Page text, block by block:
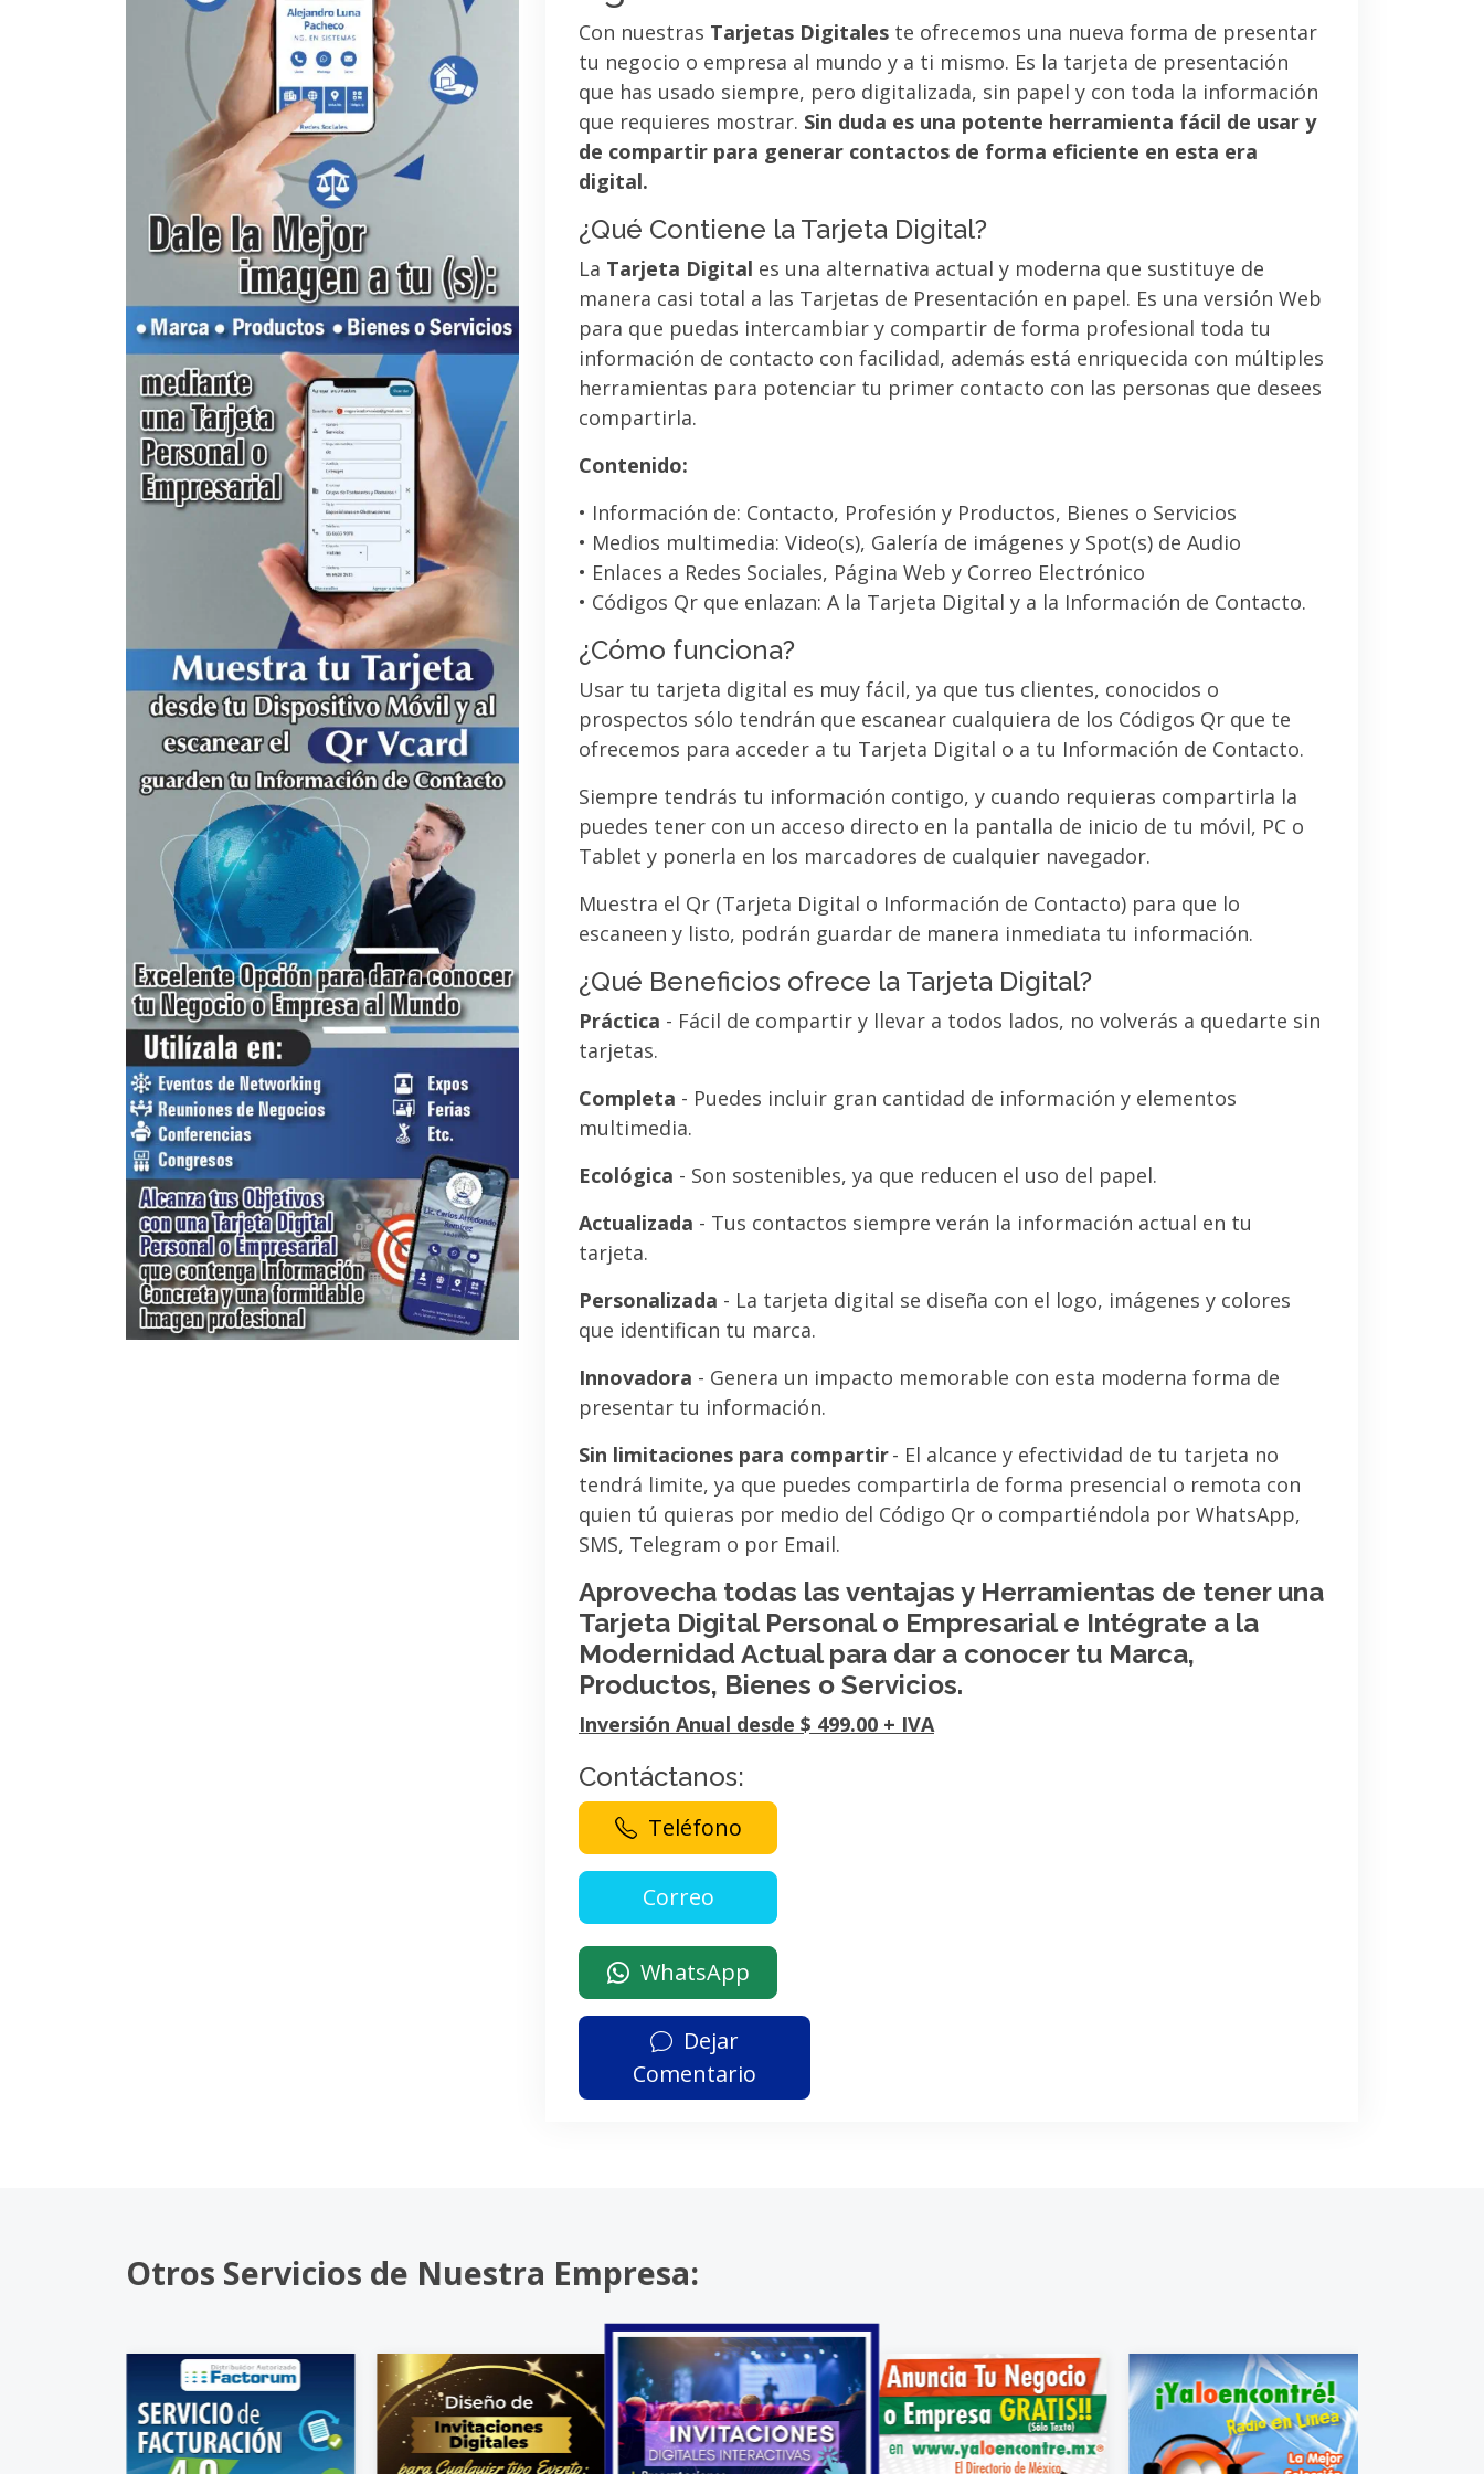
Con nuestras Tarjetas Digitales te ofrecemos una nueva forma de presentar
tu negocio o empresa al mundo y a ti mismo. Es la tarjeta de presentación
que has usado siempre, pero digitalizada, sin papel y con toda la información
que requieres mostrar. Sin duda es una potente herramienta fácil de usar y
de compartir para generar contactos de forma eficiente en esta era
digital.
¿Qué Contiene la Tarjeta Digital?
La Tarjeta Digital es una alternativa actual y moderna que sustituye de
manera casi total a las Tarjetas de Presentación en papel. Es una versión Web
para que puedas intercambiar y compartir de forma profesional toda tu
información de contacto con facilidad, además está enriquecida con múltiples
herramientas para potenciar tu primer contacto con las personas que desees
compartirla.
Contenido:
• Información de: Contacto, Profesión y Productos, Bienes o Servicios
• Medios multimedia: Video(s), Galería de imágenes y Spot(s) de Audio
• Enlaces a Redes Sociales, Página Web y Correo Electrónico
• Códigos Qr que enlazan: A la Tarjeta Digital y a la Información de Contacto.
¿Cómo funciona?
Usar tu tarjeta digital es muy fácil, ya que tus clientes, conocidos o
prospectos sólo tendrán que escanear cualquiera de los Códigos Qr que te
ofrecemos para acceder a tu Tarjeta Digital o a tu Información de Contacto.
Siempre tendrás tu información contigo, y cuando requieras compartirla la
puedes tener con un acceso directo en la pantalla de inicio de tu móvil, PC o
Tablet y ponerla en los marcadores de cualquier navegador.
Muestra el Qr (Tarjeta Digital o Información de Contacto) para que lo
escaneen y listo, podrán guardar de manera inmediata tu información.
¿Qué Beneficios ofrece la Tarjeta Digital?
Práctica - Fácil de compartir y llevar a todos lados, no volverás a quedarte sin
tarjetas.
Completa - Puedes incluir gran cantidad de información y elementos
multimedia.
Ecológica - Son sostenibles, ya que reducen el uso del papel.
Actualizada - Tus contactos siempre verán la información actual en tu
tarjeta.
Personalizada - La tarjeta digital se diseña con el logo, imágenes y colores
que identifican tu marca.
Innovadora - Genera un impacto memorable con esta moderna forma de
presentar tu información.
Sin limitaciones para compartir- El alcance y efectividad de tu tarjeta no
tendrá limite, ya que puedes compartirla de forma presencial o remota con
quien tú quieras por medio del Código Qr o compartiéndola por WhatsApp,
SMS, Telegram o por Email.
Aprovecha todas las ventajas y Herramientas de tener una
Tarjeta Digital Personal o Empresarial e Intégrate a la
Modernidad Actual para dar a conocer tu Marca,
Productos, Bienes o Servicios.
Inversión Anual desde $ 499.00 + IVA
Contáctanos:
Teléfono
WhatsApp
Dejar
Comentario
Otros Servicios de Nuestra Empresa: